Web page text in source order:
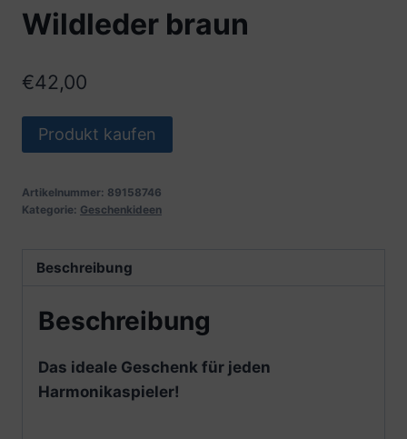
Wildleder braun
€42,00
Produkt kaufen
Artikelnummer: 89158746
Kategorie: Geschenkideen
Beschreibung
Beschreibung
Das ideale Geschenk für jeden
Harmonikaspieler!